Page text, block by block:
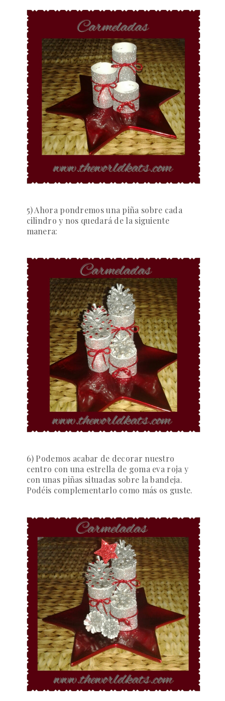
5) Ahora pondremos una piña sobre cada
cilindro y nos quedará de la siguiente
manera:
6) Podemos acabar de decorar nuestro
centro con una estrella de goma eva roja y
con unas piñas situadas sobre la bandeja.
Podéis complementarlo como más os guste.